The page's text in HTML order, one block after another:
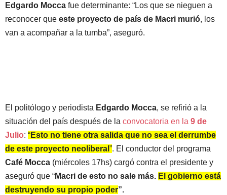
Edgardo Mocca fue determinante: “Los que se nieguen a
reconocer que este proyecto de país de Macri murió, los
van a acompañar a la tumba”, aseguró.
El politólogo y periodista Edgardo Mocca, se refirió a la
situación del país después de la convocatoria en la 9 de
Julio: “Esto no tiene otra salida que no sea el derrumbe
de este proyecto neoliberal ”. El conductor del programa
Café Mocca (miércoles 17hs) cargó contra el presidente y
aseguró que “Macri de esto no sale más. El gobierno está
destruyendo su propio poder”.